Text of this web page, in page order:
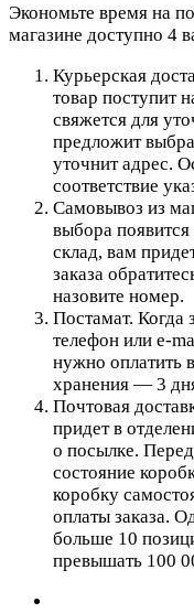
Экономьте время на
магазине доступно 4
Курьерская
товар поступит
свяжется для
предложит
уточнит адрес.
соответствие
Самовывоз из
выбора появится
склад, вам
заказа
назовите номер.
Постамат. Когда
телефон или e-
нужно оплатить
хранения — 3
Почтовая
придет в
о посылке.
состояние
коробку
оплаты заказа.
больше 10
превышать 100